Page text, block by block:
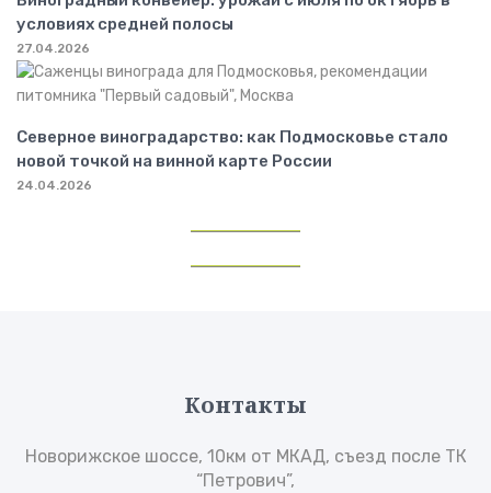
условиях средней полосы
27.04.2026
Северное виноградарство: как Подмосковье стало
новой точкой на винной карте России
24.04.2026
Контакты
Новорижское шоссе, 10км от МКАД, съезд после ТК
“Петрович”,